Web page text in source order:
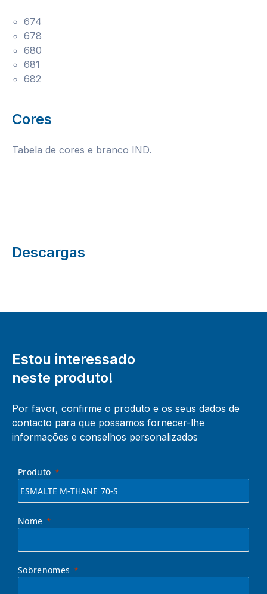
674
678
680
681
682
Cores
Tabela de cores e branco IND.
Descargas
Estou interessado
neste produto!
Por favor, confirme o produto e os seus dados de
contacto para que possamos fornecer-lhe
informações e conselhos personalizados
Produto
Nome
Sobrenomes